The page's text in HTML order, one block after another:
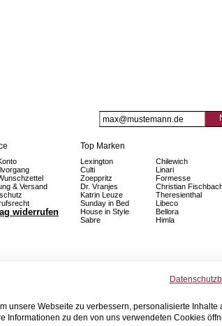
& Versand
widerrufen
Top Marken
Lexington
Chilewich
Culti
Linari
Zoeppritz
Formesse
Dr. Vranjes
Christian
Katrin Leuze
Theresienthal
Sunday in Bed
Libeco
House in Style
Bellora
Sabre
Himla
unsere Webseite zu verbessern, personalisierte Inhalte
zu den von uns verwendeten Cookies